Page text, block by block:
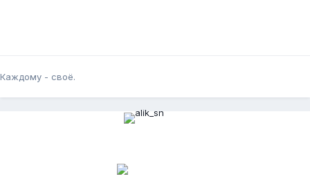
Каждому - своё.